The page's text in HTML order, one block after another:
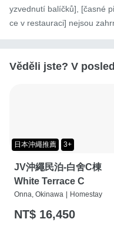
yzvednutí balíčků], [časné
ce v restauraci] nejsou
Věděli jste? V
日本沖繩推薦 3+
JV沖繩民泊-白舍C棟
White Terrace C
Onna, Okinawa Homestay
NT$ 16,450